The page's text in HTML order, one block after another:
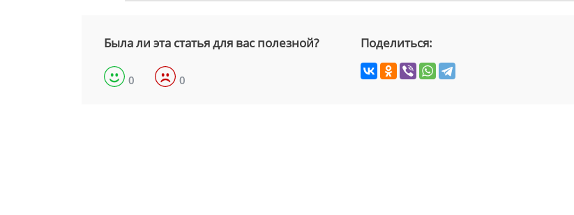
Была ли эта статья для вас полезной?
0 0
Поделиться: